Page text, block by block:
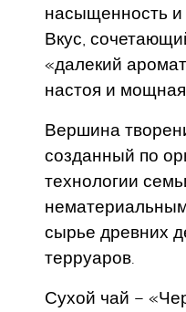
насыщенность и
Вкус,
«далекий
настоя и
Вершина
созданный по
технологии
сырье древних
терруаров.
Сухой чай –